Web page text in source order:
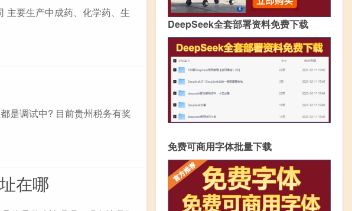
主要生产中成药、化学药、生
是调试中? 目前贵州税务有奖
在哪
DeepSeek全套部署资料免费下载
免费可商用字体批量下载